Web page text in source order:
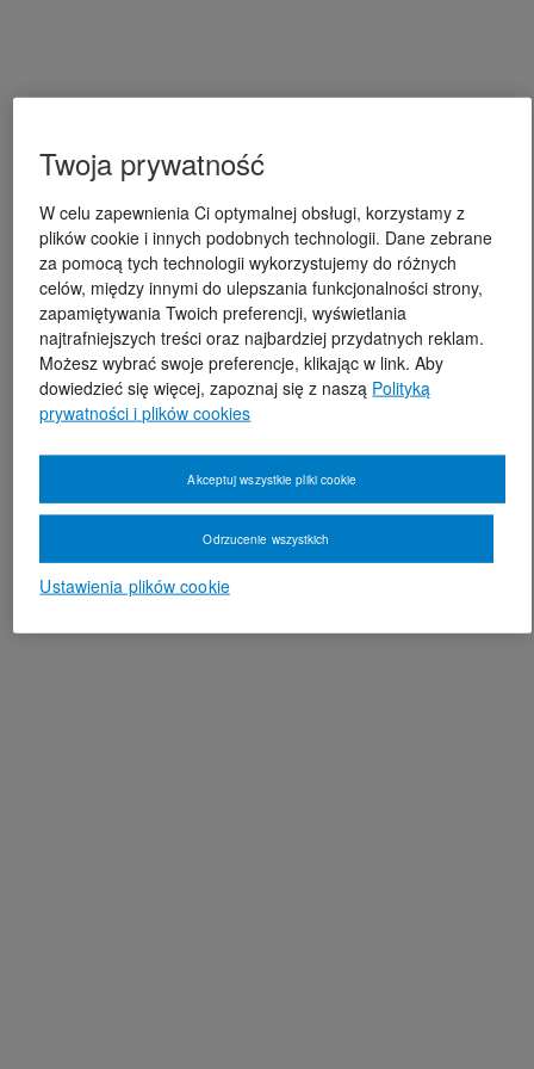
Twoja prywatność
W celu zapewnienia Ci optymalnej obsługi, korzystamy z
plików cookie i innych podobnych technologii. Dane zebrane
za pomocą tych technologii wykorzystujemy do różnych
celów, między innymi do ulepszania funkcjonalności strony,
zapamiętywania Twoich preferencji, wyświetlania
najtrafniejszych treści oraz najbardziej przydatnych reklam.
Możesz wybrać swoje preferencje, klikając w link. Aby
dowiedzieć się więcej, zapoznaj się z naszą Polityką
prywatności i plików cookies
Ustawienia plików cookie
Odrzucenie wszystkich
Akceptuj wszystkie pliki cookie